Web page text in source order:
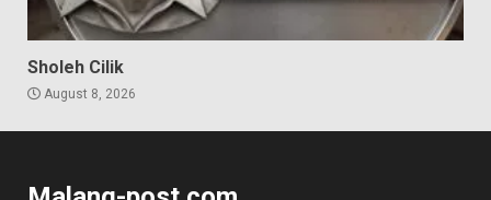
Sholeh Cilik
August 8, 2026